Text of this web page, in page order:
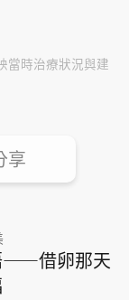
當時治療狀況與建
享
——借卵那天